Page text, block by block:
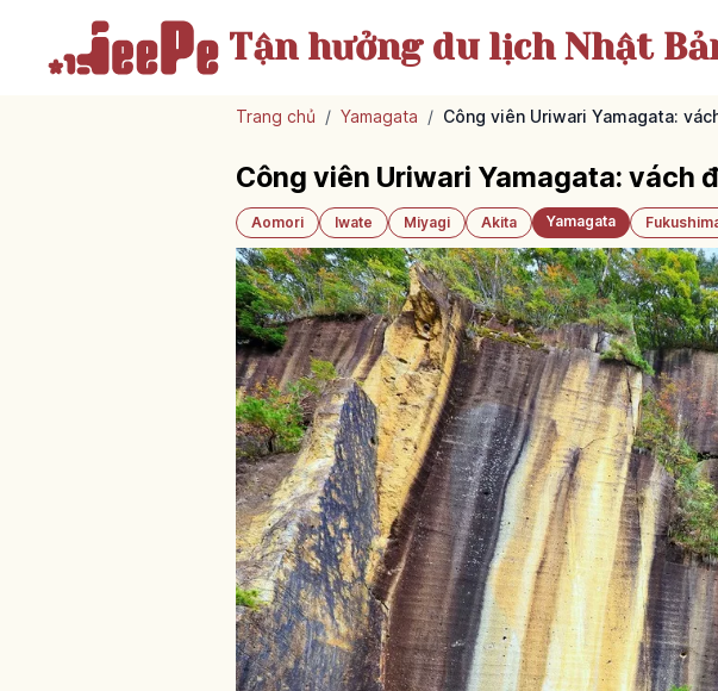
Tận hưởngdu lịch Nhật
Trang chủ / Yamagata / Công viên Uriwari Yamagata:
Công viên Uriwari Yamagata: vách
Aomori Iwate Miyagi Akita Yamagata